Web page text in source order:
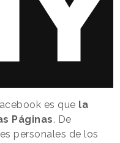
es que la
Páginas. De
personales de los